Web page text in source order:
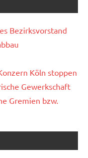
Bezirksvorstand
Köln stoppen
Gewerkschaft
Gremien bzw.